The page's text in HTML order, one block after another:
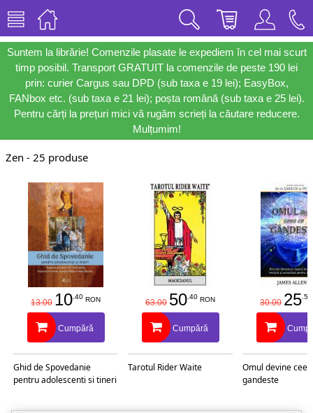
Suntem la librărie! Comenzile plasate le expediem în cel mai scurt
timp posibil. Transport GRATUIT la comenzile de peste 190 lei
prin: curier Cargus sau DPD (sub taxa e 19 lei); EasyBox,
FANbox etc. (sub taxa e 21 lei); poșta română (sub taxa e 25 lei).
Pentru cărți la prețuri mici vă rugăm scrieți la căutare reducere.
Mulțumim!
Zen - 25 produse
13.00 10 .40 RON
Cumpără
Ghid de Spovedanie
pentru adolescenti si tineri
63.00 50 .40 RON
Cumpără
Tarotul Rider Waite
30.00 25 .50
Omul devine
gandeste